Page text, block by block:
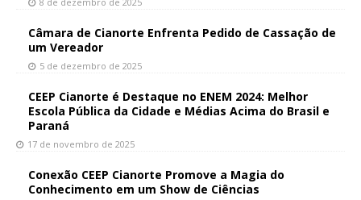
Câmara de Cianorte Enfrenta Pedido de Cassação de
um Vereador
5 de dezembro de 2025
CEEP Cianorte é Destaque no ENEM 2024: Melhor
Escola Pública da Cidade e Médias Acima do Brasil e
Paraná
17 de novembro de 2025
Conexão CEEP Cianorte Promove a Magia do
Conhecimento em um Show de Ciências